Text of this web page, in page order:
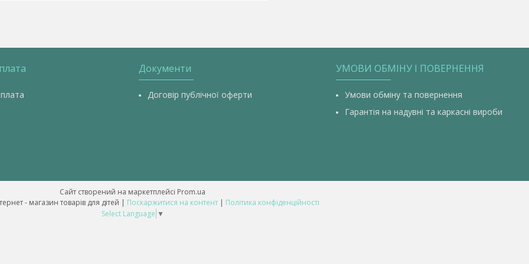
Документи
Договір публічної оферти
УМОВИ ОБМІНУ І ПОВЕРНЕННЯ
Умови обміну та повернення
Гарантія на надувні та каркасні вироби
Сайт створений на маркетплейсі Prom.ua
💥 ALL-BABY - інтернет - магазин товарів для дітей | Поскаржитися на контент | Політика конфіденційності
Select Language ▼